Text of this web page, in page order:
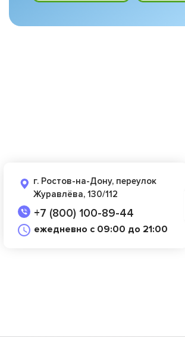
г. Ростов-на-Дону, переулок
Журавлёва, 130/112
+7 (800) 100-89-44
ежедневно с 09:00 до 21:00